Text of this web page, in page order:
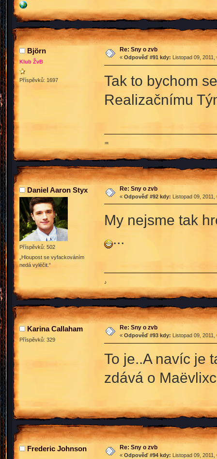
Björn
Klub ŽvB
Příspěvků: 1697
Re: Sny o zvb
« Odpověď #91 kdy: Listopad 09,
Tak to bychom
Realizačnímu
♒
Daniel Aaron Styx
Příspěvků: 502
„Hloupost se vyfackováním
nedá vyléčit.“
Re: Sny o zvb
« Odpověď #92 kdy: Listopad 09,
My nejsme tak
...
♪
Karina Callaham
Příspěvků: 329
Re: Sny o zvb
« Odpověď #93 kdy: Listopad 09,
To je..A navíc je
zdává o
Frederic Johnson Re: Sny o zvb
« Odpověď #94 kdy: Listopad 09,